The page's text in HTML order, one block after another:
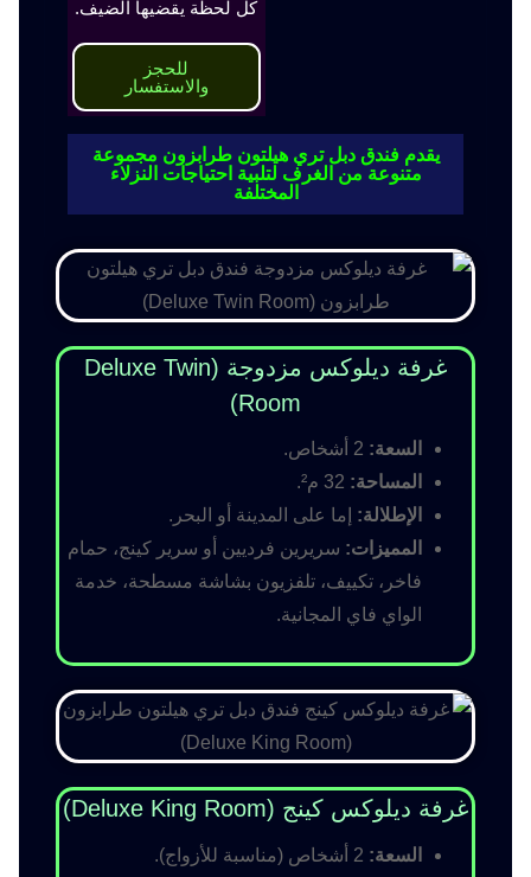
كل لحظة يقضيها الضيف.
للحجز
والاستفسار
يقدم فندق دبل تري هيلتون طرابزون مجموعة
متنوعة من الغرف لتلبية احتياجات النزلاء
المختلفة
غرفة ديلوكس مزدوجة (Deluxe Twin
Room)
السعة:
المساحة:
الإطلالة: إما على المدينة أو البحر.
المميزات: سريرين فرديين أو سرير كينج، حمام
فاخر، تكييف، تلفزيون بشاشة مسطحة، خدمة
الواي فاي المجانية.
غرفة ديلوكس كينج (Deluxe King Room)
السعة: